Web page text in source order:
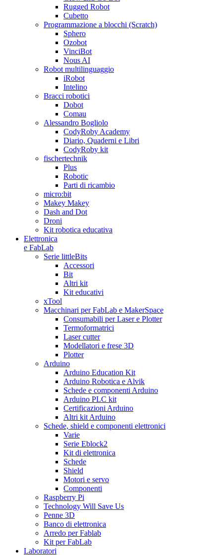
Rugged Robot
Cubetto
Programmazione a blocchi (Scratch)
Sphero
Ozobot
VinciBot
Nous AI
Robot multilinguaggio
iRobot
Intelino
Bracci robotici
Dobot
Comau
Alessandro Bogliolo
CodyRoby Academy
Diario, Quaderni e Libri
CodyRoby kit
fischertechnik
Plus
Robotic
Parti di ricambio
micro:bit
Makey Makey
Dash and Dot
Droni
Kit robotica educativa
Elettronica
e FabLab
Serie littleBits
Accessori
Bit
Altri kit
Kit educativi
xTool
Macchinari per FabLab e MakerSpace
Consumabili per Laser e Plotter
Termoformatrici
Laser cutter
Modellatori e frese 3D
Plotter
Arduino
Arduino Education Kit
Arduino Robotica e Alvik
Schede e componenti Arduino
Arduino PLC kit
Certificazioni Arduino
Altri kit Arduino
Schede, shield e componenti elettronici
Varie
Serie Eblock2
Kit di elettronica
Schede
Shield
Motori e servo
Componenti
Raspberry Pi
Technology Will Save Us
Penne 3D
Banco di elettronica
Arredo per Fablab
Kit per FabLab
Laboratori